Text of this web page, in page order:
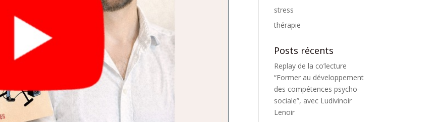
stress
thérapie
Posts récents
Replay de la co’lecture
“Former au développement
des compétences psycho-
sociale”, avec Ludivinoir
Lenoir